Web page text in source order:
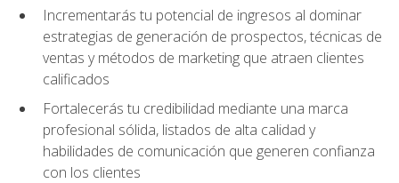
Incrementarás tu potencial de ingresos al dominar
estrategias de generación de prospectos, técnicas de
ventas y métodos de marketing que atraen clientes
calificados
Fortalecerás tu credibilidad mediante una marca
profesional sólida, listados de alta calidad y
habilidades de comunicación que generen confianza
con los clientes